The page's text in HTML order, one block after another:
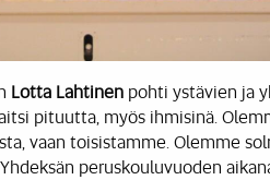
Lotta Lahtinen pohti ystävien ja
pituutta, myös ihmisinä.
vaan toisistamme. Olemme
peruskouluvuoden